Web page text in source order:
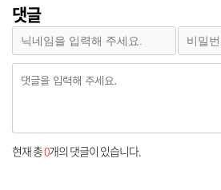
댓글
현재 총0개의 댓글이 있습니다.